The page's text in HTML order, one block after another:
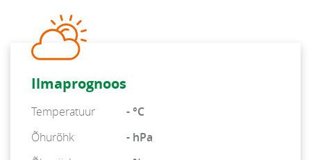
Ilmaprognoos
Temperatuur
- °C
Õhurõhk
- hPa